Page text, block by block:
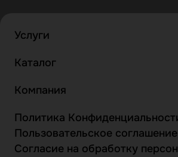
Услуги
Каталог
Компания
Политика
Пользовательское соглашение
Согласие на обработку